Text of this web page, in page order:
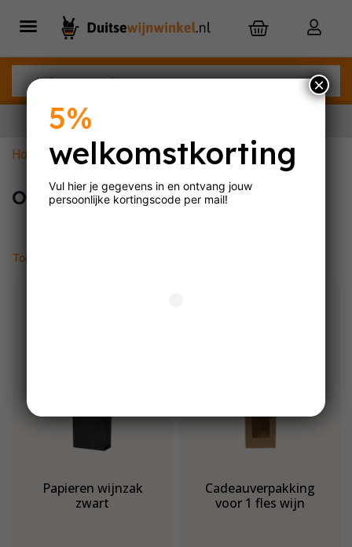
Home »Onder €10
Onder €10
Toont alle 8 resultaten
Papieren wijnzak
zwart
Cadeauverpakking
voor 1 fles wijn
5%
welkomstkorting
Vul hier je gegevens in en ontvang jouw
persoonlijke kortingscode per mail!
×